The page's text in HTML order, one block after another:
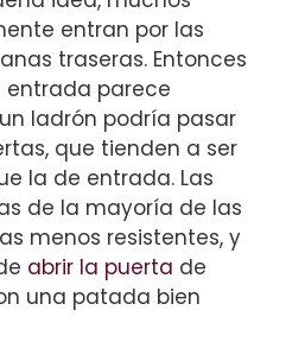
entran por las
traseras. Entonces
entrada parece
ladrón podría pasar
que tienden a ser
la de entrada. Las
de la mayoría de las
menos resistentes, y
abrir la puerta de
una patada bien